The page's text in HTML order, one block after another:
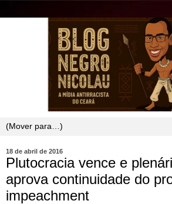
18 de abril de 2016
Plutocracia vence e
aprova continuidade do
impeachment